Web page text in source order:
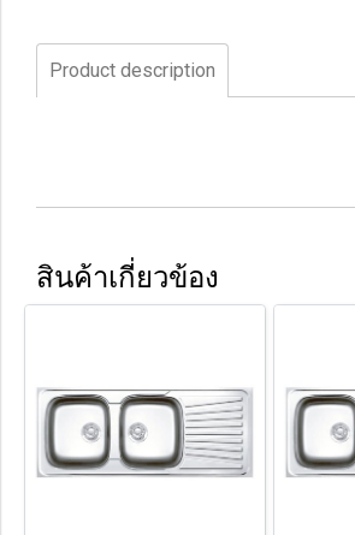
Product description
สินค้าเกี่ยวข้อง